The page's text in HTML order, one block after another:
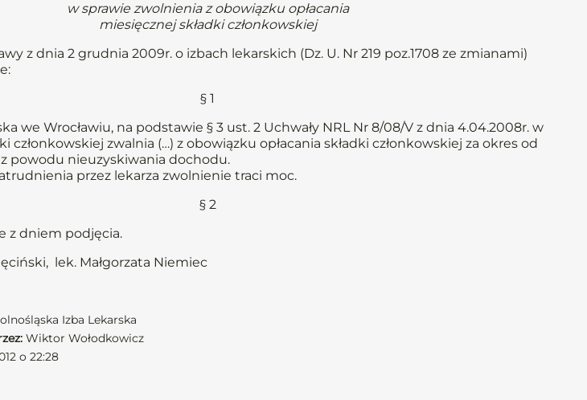
w sprawie zwolnienia z obowiązku opłacania
miesięcznej składki członkowskiej
z dnia 2 grudnia 2009r. o izbach lekarskich (Dz. U. Nr 219 poz.1708 ze zmianami)
§ 1
we Wrocławiu, na podstawie § 3 ust. 2 Uchwały NRL Nr 8/08/V z dnia 4.04.2008r. w
członkowskiej zwalnia (…) z obowiązku opłacania składki członkowskiej za okres od
z powodu nieuzyskiwania dochodu.
przez lekarza zwolnienie traci moc.
§ 2
z dniem podjęcia.
lek. Małgorzata Niemiec
Izba Lekarska
Wiktor Wołodkowicz
o 22:28